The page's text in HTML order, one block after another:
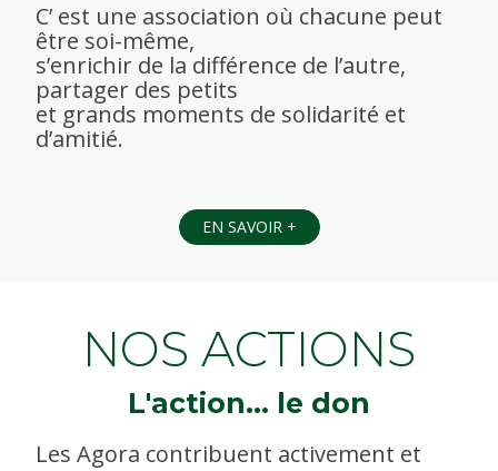
C’ est une association où chacune peut
être soi-même,
s’enrichir de la différence de l’autre,
partager des petits
et grands moments de solidarité et
d’amitié.
EN SAVOIR +
NOS ACTIONS
L'action… le don
Les Agora contribuent activement et